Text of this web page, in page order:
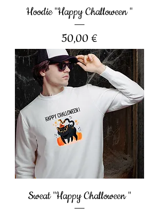
Hoodie "Happy Challoween "
Prix
50,00 €
Sweat "Happy Challoween "